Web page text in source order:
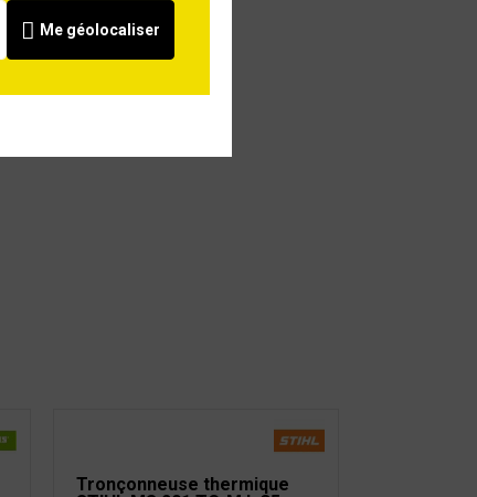
Tronçonneuse thermique
Me géolocaliser